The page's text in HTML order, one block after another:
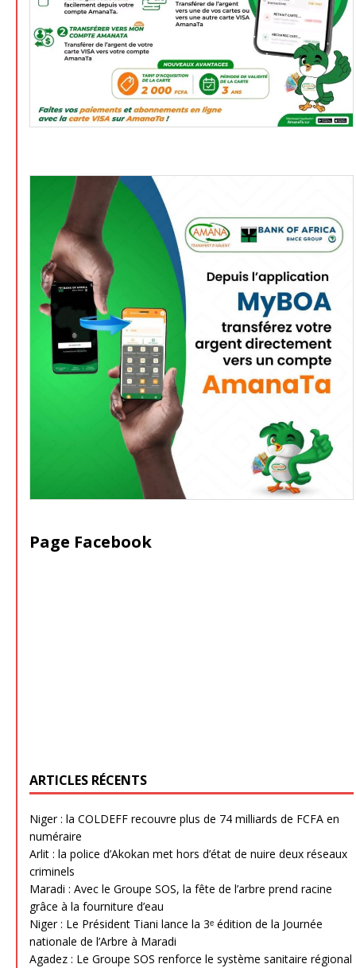
Page Facebook
ARTICLES RÉCENTS
Niger : la COLDEFF recouvre plus de 74 milliards de FCFA en
numéraire
Arlit : la police d’Akokan met hors d’état de nuire deux réseaux
criminels
Maradi : Avec le Groupe SOS, la fête de l’arbre prend racine
grâce à la fourniture d’eau
Niger : Le Président Tiani lance la 3ᵉ édition de la Journée
nationale de l’Arbre à Maradi
Agadez : Le Groupe SOS renforce le système sanitaire régional